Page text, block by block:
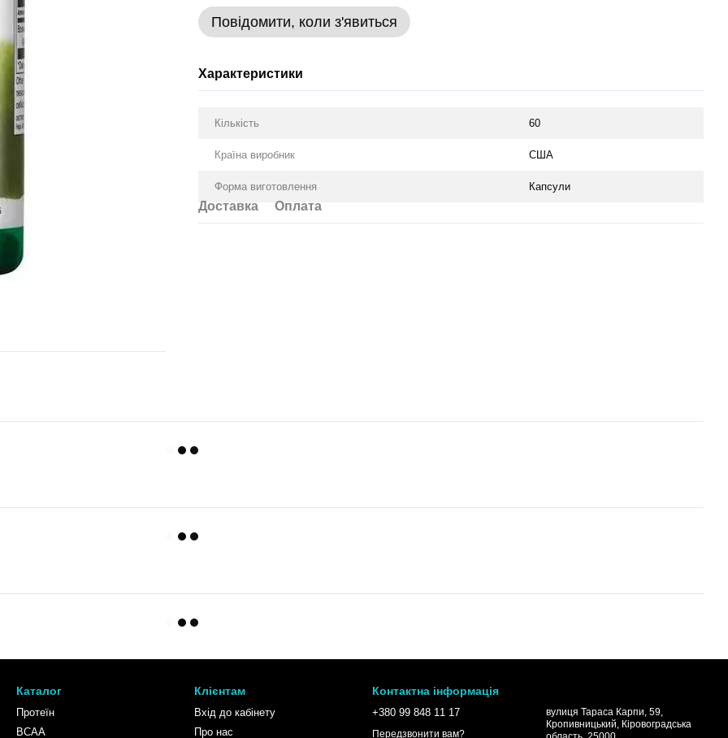
Повідомити, коли з'явиться
Характеристики
Кількість 60
Країна виробник США
Форма виготовлення Капсули
Доставка Оплата
Каталог
Протеїн
BCAA
Клієнтам
Вхід до кабінету
Про нас
Контактна інформація
+380 99 848 11 17
Передзвонити вам?
вулиця Тараса Карпи, 59,
Кропивницький, Кіровоградська